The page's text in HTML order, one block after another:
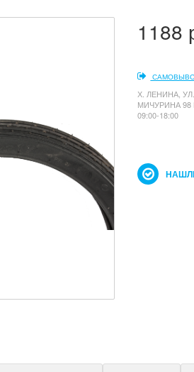
1188
Х. ЛЕНИНА, УЛ.
МИЧУРИНА 98
09:00-18:00